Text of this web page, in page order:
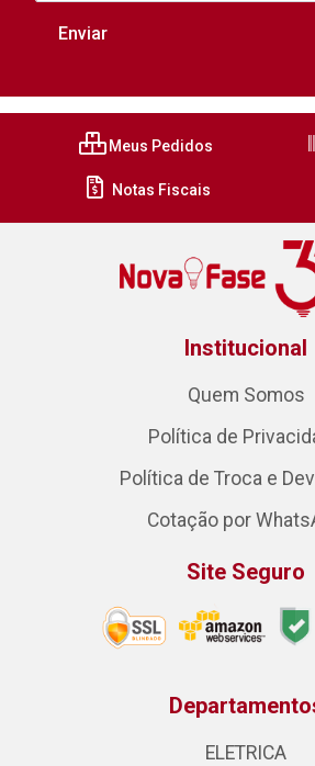
Meus Pedidos
Notas Fiscais
Institucional
Quem Somos
Política de
Política de Troca e
Cotação por
Site Seguro
ELETRICA